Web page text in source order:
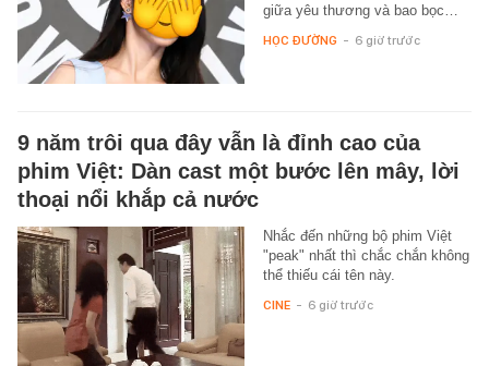
giữa yêu thương và bao bọc…
HỌC ĐƯỜNG - 6 giờ trước
9 năm trôi qua đây vẫn là đỉnh cao của
phim Việt: Dàn cast một bước lên mây, lời
thoại nổi khắp cả nước
Nhắc đến những bộ phim Việt
"peak" nhất thì chắc chắn không
thể thiếu cái tên này.
CINE - 6 giờ trước